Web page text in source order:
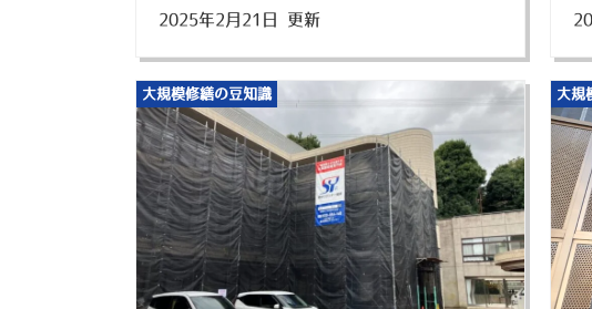
2025年2月21日 更新
大規模修繕の豆知識 大規